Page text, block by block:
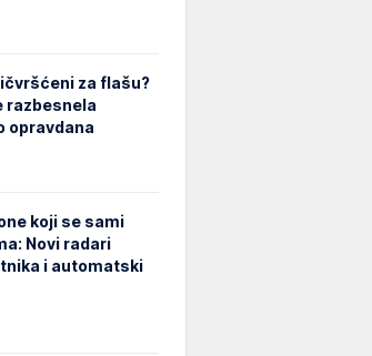
za flašu?
razbesnela
opravdana
koji se sami
Novi radari
i automatski